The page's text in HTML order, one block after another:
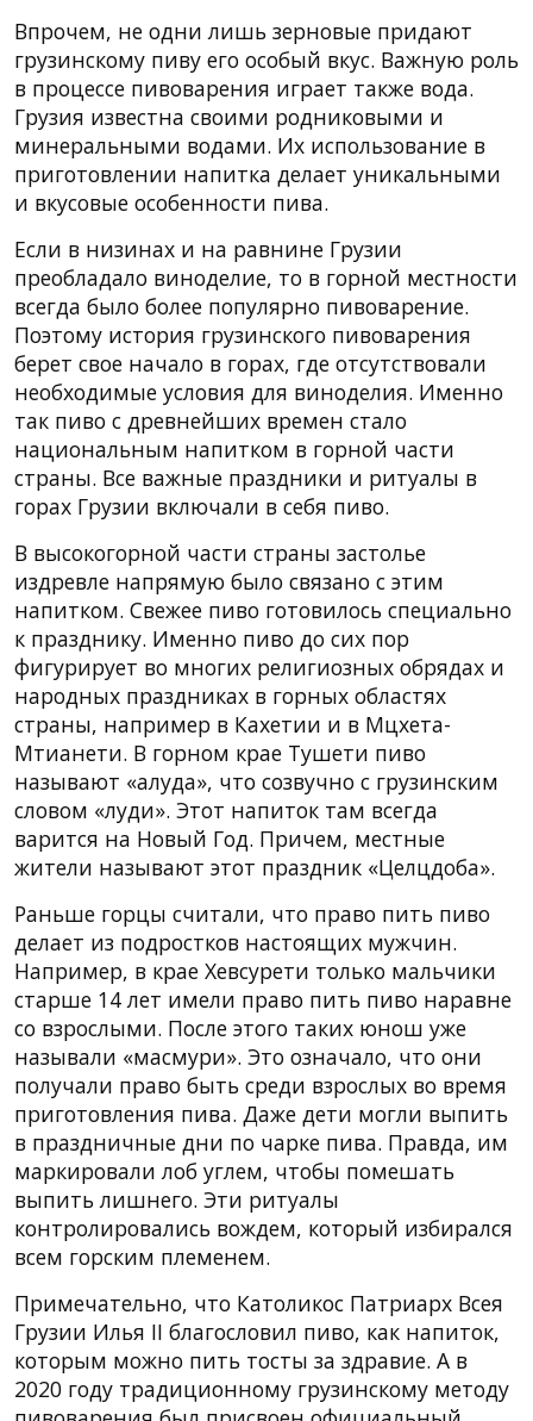
Впрочем, не одни лишь зерновые придают
грузинскому пиву его особый вкус. Важную роль
в процессе пивоварения играет также вода.
Грузия известна своими родниковыми и
минеральными водами. Их использование в
приготовлении напитка делает уникальными
и вкусовые особенности пива.
Если в низинах и на равнине Грузии
преобладало виноделие, то в горной местности
всегда было более популярно пивоварение.
Поэтому история грузинского пивоварения
берет свое начало в горах, где отсутствовали
необходимые условия для виноделия. Именно
так пиво с древнейших времен стало
национальным напитком в горной части
страны. Все важные праздники и ритуалы в
горах Грузии включали в себя пиво.
В высокогорной части страны застолье
издревле напрямую было связано с этим
напитком. Свежее пиво готовилось специально
к празднику. Именно пиво до сих пор
фигурирует во многих религиозных обрядах и
народных праздниках в горных областях
страны, например в Кахетии и в Мцхета-
Мтианети. В горном крае Тушети пиво
называют «алуда», что созвучно с грузинским
словом «луди». Этот напиток там всегда
варится на Новый Год. Причем, местные
жители называют этот праздник «Целцдоба».
Раньше горцы считали, что право пить пиво
делает из подростков настоящих мужчин.
Например, в крае Хевсурети только мальчики
старше 14 лет имели право пить пиво наравне
со взрослыми. После этого таких юнош уже
называли «масмури». Это означало, что они
получали право быть среди взрослых во время
приготовления пива. Даже дети могли выпить
в праздничные дни по чарке пива. Правда, им
маркировали лоб углем, чтобы помешать
выпить лишнего. Эти ритуалы
контролировались вождем, который избирался
всем горским племенем.
Примечательно, что Католикос Патриарх Всея
Грузии Илья II благословил пиво, как напиток,
которым можно пить тосты за здравие. А в
2020 году традиционному грузинскому методу